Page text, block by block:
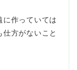
に作っていては
方がないこと